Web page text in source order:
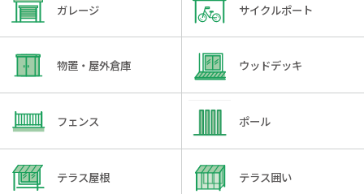
ガレージ サイクルポート
物置・屋外倉庫 ウッドデッキ
フェンス ポール
テラス屋根 テラス囲い